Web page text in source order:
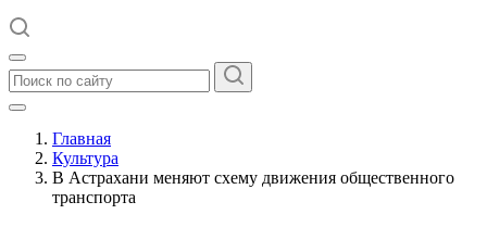
Главная
Культура
В Астрахани меняют схему движения общественного
транспорта